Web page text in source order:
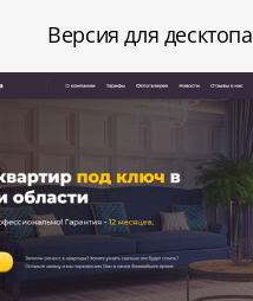
Версия для десктопа